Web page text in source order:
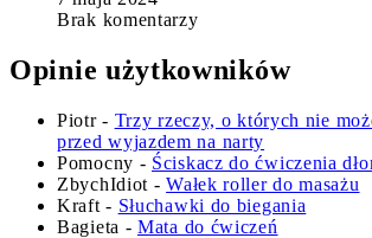
Brak komentarzy
Opinie użytkowników
Piotr- Trzy rzeczy, o których nie
przed wyjazdem na narty
Pomocny - Ściskacz do ćwiczenia
ZbychIdiot -Wałek roller do masażu
Kraft - Słuchawki do biegania
Bagieta -Mata do ćwiczeń